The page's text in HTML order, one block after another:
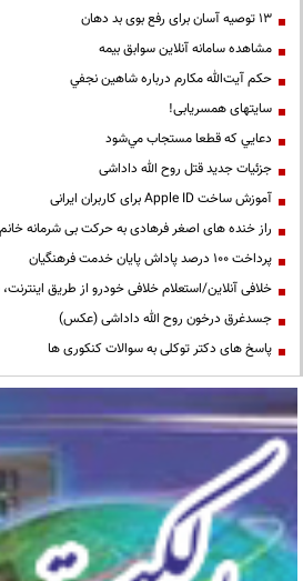
13 توصیه آسان برای رفع بوی بد دهان
مشاهده سامانه آنلاين سوابق بیمه
حكم آيت‌الله مكارم درباره شاهين نجفي
سایتهای همسریابی!
دعايي كه قطعا مستجاب مي‌شود
جزئیات جدید قتل روح الله داداشی
آموزش ساخت Apple ID برای کاربران ایرانی
راز خنده های اصغر فرهادی به حرکت بی شرمانه
پرداخت ۱۰۰ درصد پاداش پایان خدمت فرهنگیان
خلافی آنلاین/استعلام خلافی خودرو از طریق اینترنت،
جسدغرق درخون روح الله داداشی (عکس)
پاسخ های دکتر توکلی به سوالات کنکوری ها